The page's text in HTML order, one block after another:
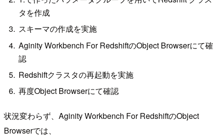
タを作成
スキーマの作成を実施
Aginity Workbench For RedshiftのObject Browserにて確
認
Redshiftクラスタの再起動を実施
再度Object Browserにて確認
状況変わらず、Aginity Workbench For RedshiftのObject
Browserでは、